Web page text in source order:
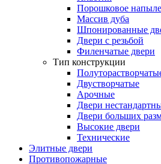
Порошковое
Массив дуба
Шпонированные
Двери с резьбой
Филенчатые двери
Тип конструкции
Двустворчатые
Арочные
Двери
Двери больших
Высокие двери
Технические
Элитные двери
Противопожарные